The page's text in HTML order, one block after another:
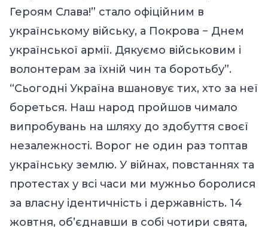
Героям Слава!” стало офіційним в
українському війську, а Покрова − Днем
української армії. Дякуємо військовим і
волонтерам за їхній чин та боротьбу”.
“Сьогодні Україна вшановує тих, хто за неї
бореться. Наш народ пройшов чимало
випробувань на шляху до здобуття своєї
незалежності. Ворог не один раз топтав
українську землю. У війнах, повстаннях та
протестах у всі часи ми мужньо боролися
за власну ідентичність і державність. 14
жовтня, об’єднавши в собі чотири свята,